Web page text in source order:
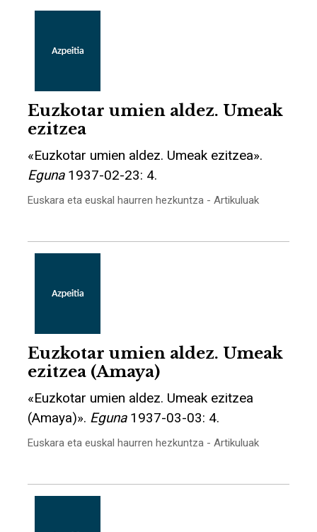
Euzkotar umien aldez. Umeak
ezitzea
«Euzkotar umien aldez. Umeak ezitzea».
Eguna1937-02-23: 4.
Euskara eta euskal haurren hezkuntza - Artikuluak
Euzkotar umien aldez. Umeak
ezitzea (Amaya)
«Euzkotar umien aldez. Umeak ezitzea
(Amaya)». Eguna1937-03-03: 4.
Euskara eta euskal haurren hezkuntza - Artikuluak